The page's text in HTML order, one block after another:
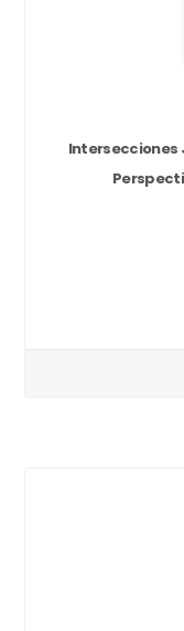
Intersecciones